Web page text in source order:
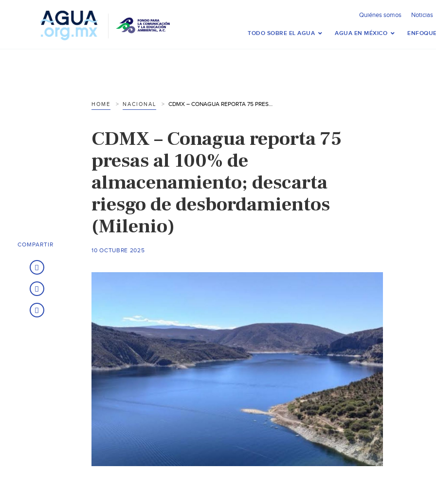
Quiénes somos Noticias
TODO SOBRE EL AGUA AGUA EN MÉXICO
HOME NACIONAL CDMX – CONAGUA REPORTA 75 PRESAS AL 100% DE ALMACENAMIENTO; DESCARTA RIESGO DE DESBORDAMIENTOS (MILENIO)
CDMX – Conagua reporta 75
presas al 100% de
almacenamiento; descarta
riesgo de desbordamientos
(Milenio)
10 OCTUBRE 2025
COMPARTIR